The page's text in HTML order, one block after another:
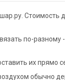
Стоимость
по-разному
их прямо
обычно